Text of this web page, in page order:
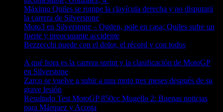
Máximo Quiles se rompe la clavícula derecha y no disputará
la carrera de Silverstone
Moto3 en Silverstone – Ogden, pole en casa; Quiles sufre un
fuerte y preocupante accidente
Bezzecchi puede con el dolor, el récord y con todos
A qué hora es la carrera sprint y la clasificación de MotoGP
en Silverstone
Zarco se vuelve a subir a una moto tres meses después de su
grave lesión
Resultado Test MotoGP 850cc Mugello 2: Buenas noticias
para Márquez y Acosta